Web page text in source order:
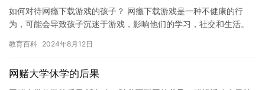
如何对待网瘾下载游戏的孩子？ 网瘾下载游戏是一种不健康的行
为，可能会导致孩子沉迷于游戏，影响他们的学习，社交和生活。
来帮助…
教育百科 2024年8月12日
网赌大学休学的后果